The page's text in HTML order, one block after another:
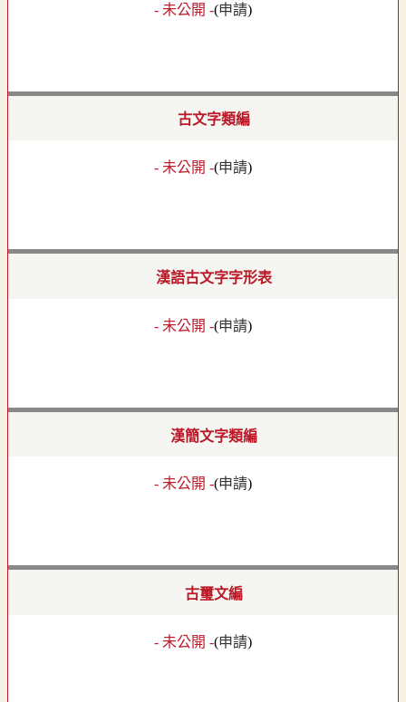
- 未公開 -(申請)
古文字類編
- 未公開 -(申請)
漢語古文字字形表
- 未公開 -(申請)
漢簡文字類編
- 未公開 -(申請)
古璽文編
- 未公開 -(申請)